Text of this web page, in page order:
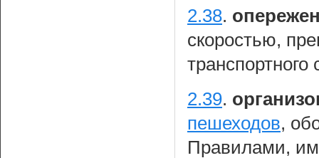
2.38.
скоростью,
транспортного
2.39.
пешеходов,
Правилами,